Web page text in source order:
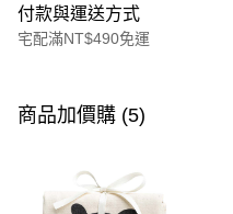
付款與運送方式
宅配滿NT$490免運
信用卡一次付款
3 期 0 利率 每期
商品加價購 (5)